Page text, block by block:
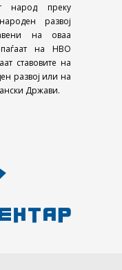
народ преку
развој
на оваа
на НВО
ставовите на
развој или на
Држави.